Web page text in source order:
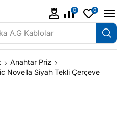
A.G Kablolar
0 0
Anahtar Priz
Novella Siyah Tekli Çerçeve